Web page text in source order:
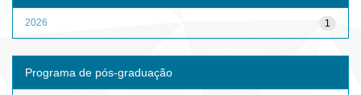
1
2026
Programa de pós-graduação